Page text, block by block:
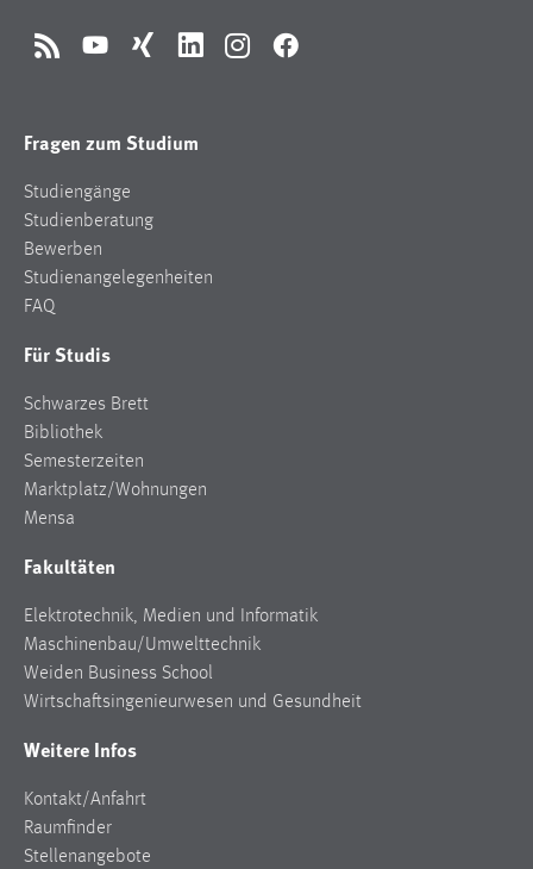
RSS YouTubeXing LinkedInInstagramFacebook
Fragen zum Studium
Studiengänge
Studienberatung
Bewerben
Studienangelegenheiten
FAQ
Für Studis
Schwarzes Brett
Bibliothek
Semesterzeiten
Marktplatz/Wohnungen
Mensa
Fakultäten
Elektrotechnik, Medien und Informatik
Maschinenbau/Umwelttechnik
Weiden Business School
Wirtschaftsingenieurwesen und Gesundheit
Weitere Infos
Kontakt/Anfahrt
Raumfinder
Stellenangebote